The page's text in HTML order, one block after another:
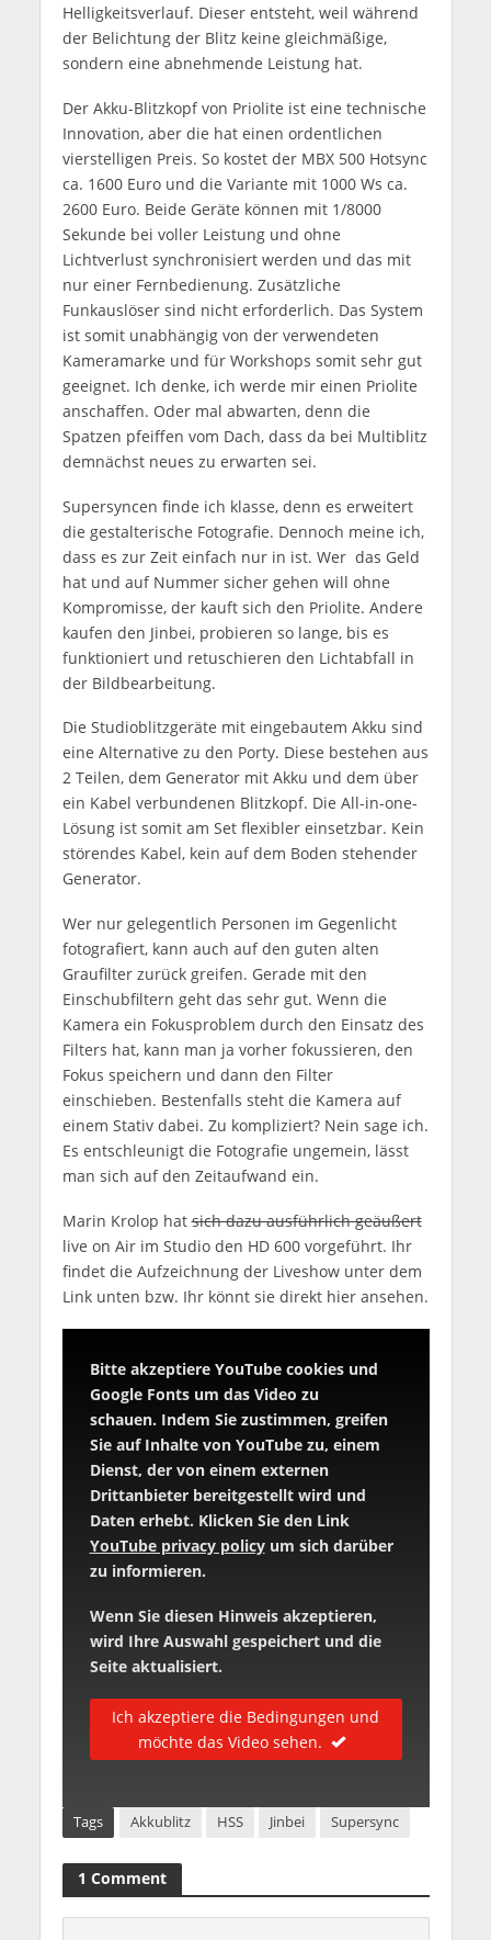
Helligkeitsverlauf. Dieser entsteht, weil während
der Belichtung der Blitz keine gleichmäßige,
sondern eine abnehmende Leistung hat.
Der Akku-Blitzkopf von Priolite ist eine technische
Innovation, aber die hat einen ordentlichen
vierstelligen Preis. So kostet der MBX 500 Hotsync
ca. 1600 Euro und die Variante mit 1000 Ws ca.
2600 Euro. Beide Geräte können mit 1/8000
Sekunde bei voller Leistung und ohne
Lichtverlust synchronisiert werden und das mit
nur einer Fernbedienung. Zusätzliche
Funkauslöser sind nicht erforderlich. Das System
ist somit unabhängig von der verwendeten
Kameramarke und für Workshops somit sehr gut
geeignet. Ich denke, ich werde mir einen Priolite
anschaffen. Oder mal abwarten, denn die
Spatzen pfeiffen vom Dach, dass da bei Multiblitz
demnächst neues zu erwarten sei.
Supersyncen finde ich klasse, denn es erweitert
die gestalterische Fotografie. Dennoch meine ich,
dass es zur Zeit einfach nur in ist. Wer das Geld
hat und auf Nummer sicher gehen will ohne
Kompromisse, der kauft sich den Priolite. Andere
kaufen den Jinbei, probieren so lange, bis es
funktioniert und retuschieren den Lichtabfall in
der Bildbearbeitung.
Die Studioblitzgeräte mit eingebautem Akku sind
eine Alternative zu den Porty. Diese bestehen aus
2 Teilen, dem Generator mit Akku und dem über
ein Kabel verbundenen Blitzkopf. Die All-in-one-
Lösung ist somit am Set flexibler einsetzbar. Kein
störendes Kabel, kein auf dem Boden stehender
Generator.
Wer nur gelegentlich Personen im Gegenlicht
fotografiert, kann auch auf den guten alten
Graufilter zurück greifen. Gerade mit den
Einschubfiltern geht das sehr gut. Wenn die
Kamera ein Fokusproblem durch den Einsatz des
Filters hat, kann man ja vorher fokussieren, den
Fokus speichern und dann den Filter
einschieben. Bestenfalls steht die Kamera auf
einem Stativ dabei. Zu kompliziert? Nein sage ich.
Es entschleunigt die Fotografie ungemein, lässt
man sich auf den Zeitaufwand ein.
Marin Krolop hatsich dazu ausführlich geäußert
live on Air im Studio den HD 600 vorgeführt. Ihr
findet die Aufzeichnung der Liveshow unter dem
Link unten bzw. Ihr könnt sie direkt hier ansehen.
Bitte akzeptiere YouTube cookies und
Google Fonts um das Video zu
schauen. Indem Sie zustimmen, greifen
Sie auf Inhalte von YouTube zu, einem
Dienst, der von einem externen
Drittanbieter bereitgestellt wird und
Daten erhebt. Klicken Sie den Link
YouTube privacy policyum sich darüber
zu informieren.
Wenn Sie diesen Hinweis akzeptieren,
wird Ihre Auswahl gespeichert und die
Seite aktualisiert.
Ich akzeptiere die Bedingungen und
möchte das Video sehen.
Tags Akkublitz HSS Jinbei Supersync
1 Comment